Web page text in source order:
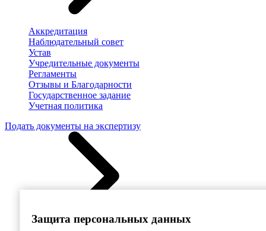
Защита персональных данных
Аккредитация
Наблюдательный совет
Устав
Учредительные документы
Регламенты
Отзывы и Благодарности
Государственное задание
Учетная политика
Подать документы на экспертизу